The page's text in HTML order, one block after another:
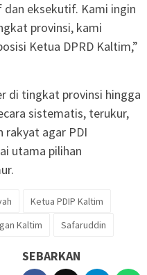
eksekutif. Kami ingin
provinsi, kami
Ketua DPRD Kaltim,”
di tingkat provinsi hingga
sistematis, terukur,
rakyat agar PDI
utama pilihan
Ketua PDIP Kaltim
Kaltim
Safaruddin
SEBARKAN